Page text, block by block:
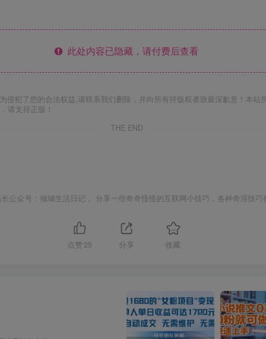
此处内容已隐藏，请付费后查看
侵犯了您的合法权益,请联系我们删除，并向所有持版权者致最深歉意！本
请支持正版！
THE END
公众号：倾城生活日记 。分享一些奇奇怪怪的互联网小技巧，各种奇淫技巧
点赞 25 分享 收藏